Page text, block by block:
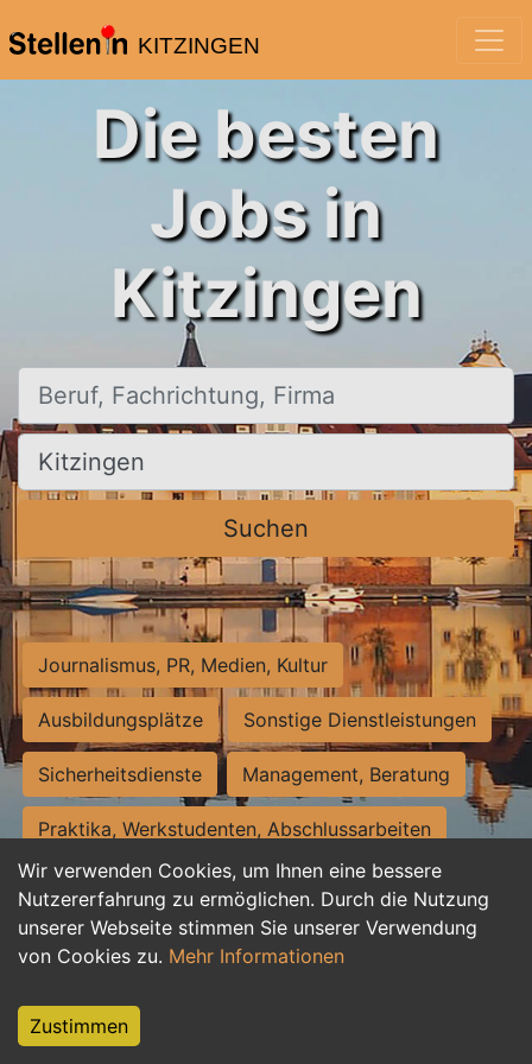
KITZINGEN
Wir verwenden Cookies, um Ihnen eine bessere
Nutzererfahrung zu ermöglichen. Durch die Nutzung
unserer Webseite stimmen Sie unserer Verwendung
von Cookies zu. Mehr Informationen
Zustimmen
Die besten
Jobs in
Kitzingen
Beruf, Fachrichtung, Firma
Ort, Stadt
Suchen
Journalismus, PR, Medien, Kultur
Ausbildungsplätze Sonstige Dienstleistungen
Sicherheitsdienste Management, Beratung
Praktika, Werkstudenten, Abschlussarbeiten
Personalwesen Assistenz, Sekretariat
Hilfskräfte, Aushilfs- und Nebenjobs
Weiterbildung, Studium, duale Ausbildung